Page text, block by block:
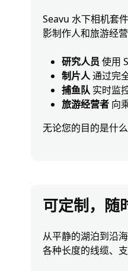
Seavu 水下相机套
影制作人和旅游经营
研究人员 使用
制片人通过完
捕鱼队 实时监
旅游经营者 向
无论您的目的是什
可定制，随
从平静的湖泊到沿
各种长度的线缆、